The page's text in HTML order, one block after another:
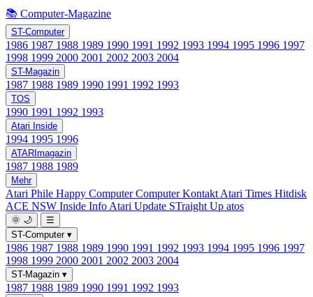
📚 Computer-Magazine
ST-Computer
1986 1987 1988 1989 1990 1991 1992 1993 1994 1995 1996 1997
1998 1999 2000 2001 2002 2003 2004
ST-Magazin
1987 1988 1989 1990 1991 1992 1993
TOS
1990 1991 1992 1993
Atari Inside
1994 1995 1996
ATARImagazin
1987 1988 1989
Mehr
Atari Phile Happy ComputerComputer Kontakt Atari Times Hitdisk
ACE NSW Inside Info Atari Update STraight Up atos
🌞 🌙
☰
ST-Computer ▾
1986 1987 1988 1989 1990 1991 1992 1993 1994 1995 1996 1997
1998 1999 2000 2001 2002 2003 2004
ST-Magazin ▾
1987 1988 1989 1990 1991 1992 1993